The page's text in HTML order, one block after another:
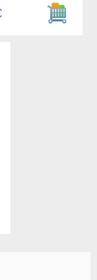
Ajouter
au panier